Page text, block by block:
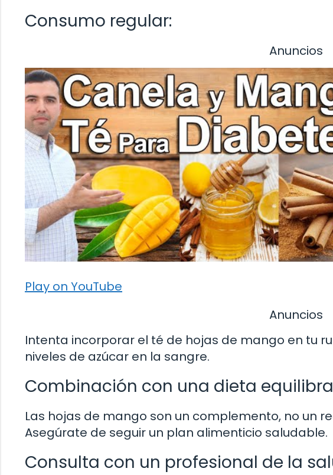
Consumo regular:
Anuncios
Play on YouTube
Anuncios
Intenta incorporar el té de hojas de mango en tu
niveles de azúcar en la sangre.
Combinación con una dieta
Las hojas de mango son un complemento, no un
Asegúrate de seguir un plan alimenticio saludable.
Consulta con un profesional de la